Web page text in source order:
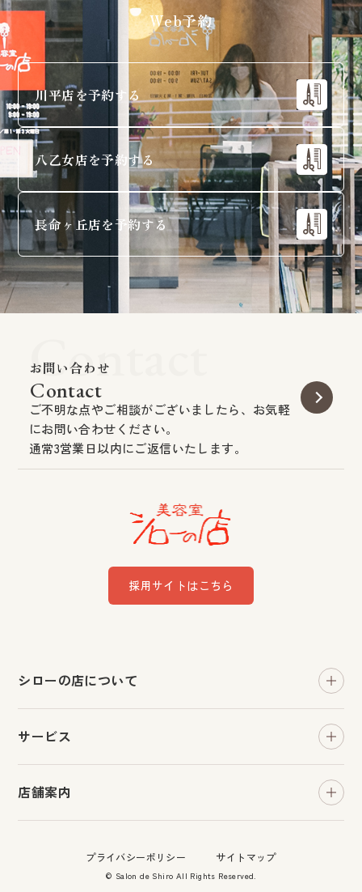
Web予約
川平店を予約する
八乙女店を予約する
長命ヶ丘店を予約する
Contact
お問い合わせ
Contact
ご不明な点やご相談がございましたら、お気軽
にお問い合わせください。
通常3営業日以内にご返信いたします。
採用サイトはこちら
シローの店について
よくある質問
お問い合わせ
サービス
店舗案内
プライバシーポリシー サイトマップ
© Salon de Shiro All Rights Reserved.